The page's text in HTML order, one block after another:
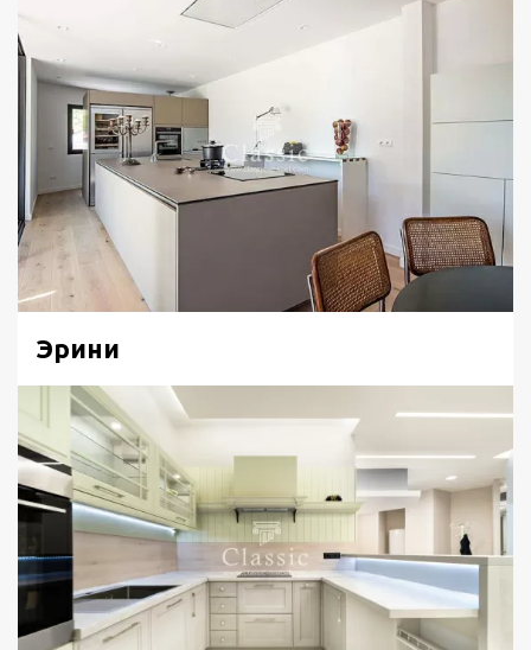
Высокий пристеночный бортик защищает стык
полотен рабочей поверхности и стены от лишней грязи
и влаги. Хозяйка выбирает форму бортика
непосредственно по образцу в салоне. Барная стойка
имеет своеобразную прямоугольную форму, что
смотрится привлекательно в проекте кухни Модерн.
Другой стороной она крепится к своеобразной тумбе с
декоративным стеклом вместо фасада.
Дополнительная подсветка придает кухне на фото
неповторимый вид.
Эрини